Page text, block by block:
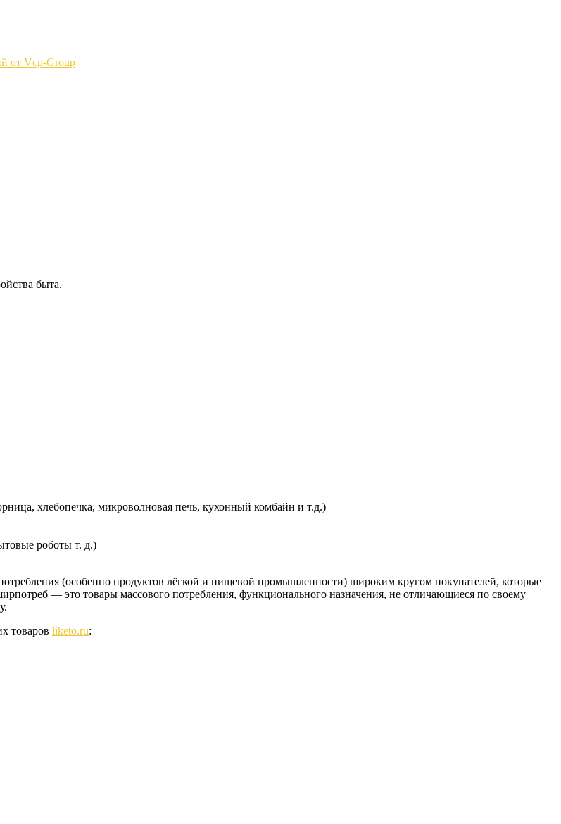
от Vcp-Group
быта.
хлебопечка, микроволновая печь, кухонный комбайн и т.д.)
роботы т. д.)
(особенно продуктов лёгкой и пищевой промышленности) широким кругом покупателей, которые
— это товары массового потребления, функционального назначения, не отличающиеся по своему
товаров liketo.ru: